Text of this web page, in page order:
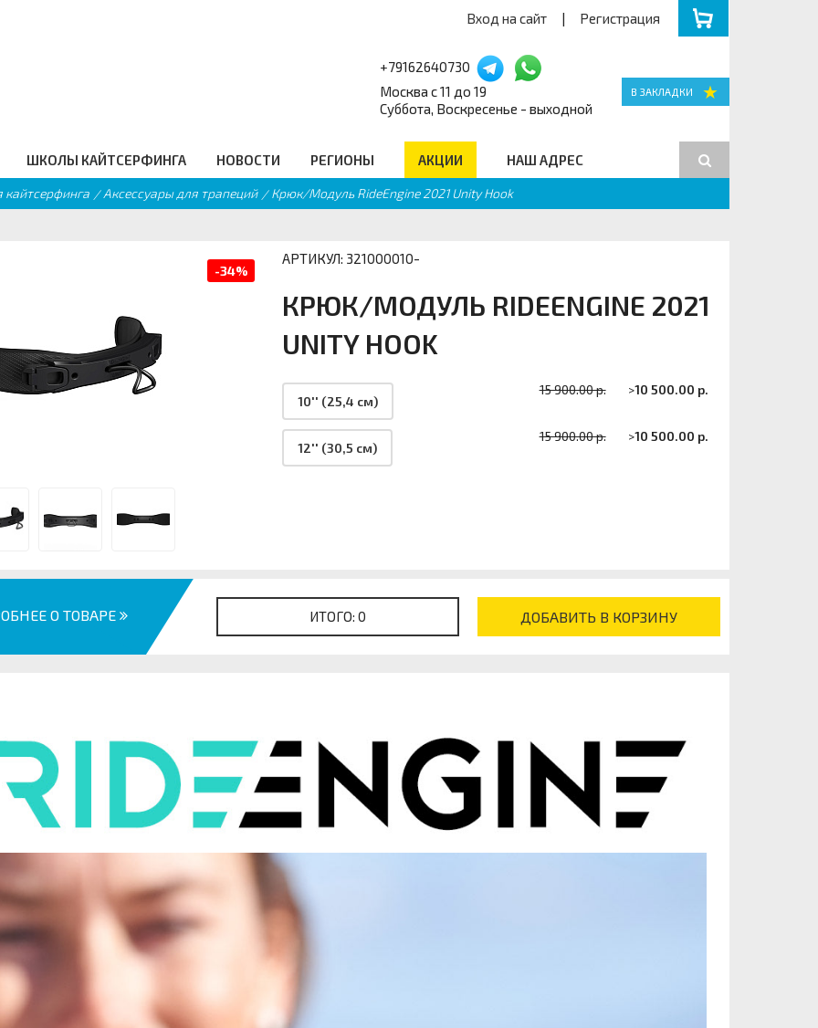
Вход на сайт | Регистрация
+79162640730
Москва с 11 до 19
Суббота, Воскресенье - выходной
Балансборды
Гидро Аксессуары
_
ШКОЛЫ КАЙТСЕРФИНГА НОВОСТИ РЕГИОНЫ АКЦИИ НАШ АДРЕС
кайтсерфинга Аксессуары для трапеций Крюк/Модуль RideEngine 2021 Unity Hook
-34%
АРТИКУЛ: 321000010-
КРЮК/МОДУЛЬ RIDEENGINE 2021
UNITY HOOK
10'' (25,4 см)
15 900.00 р. >10 500.00 р.
12'' (30,5 см)
15 900.00 р. >10 500.00 р.
О ТОВАРЕ ИТОГО:0 ДОБАВИТЬ В КОРЗИНУ